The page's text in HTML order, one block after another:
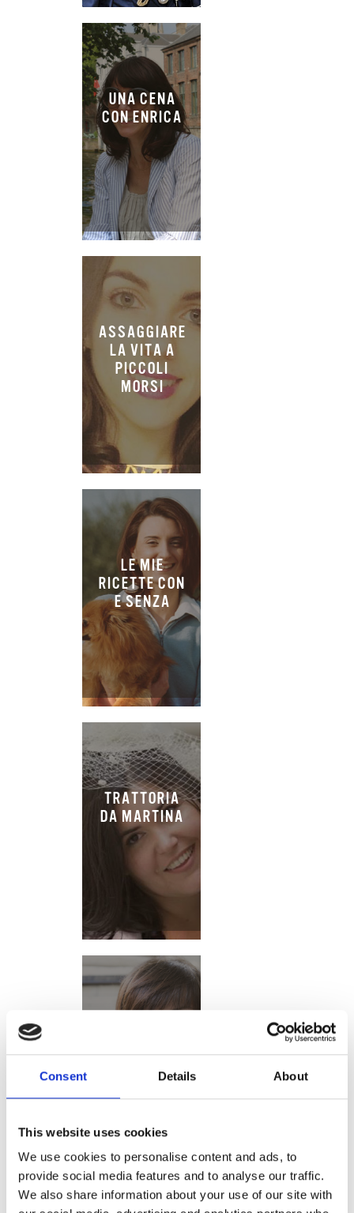
Consent Details About
This website uses cookies
We use cookies to personalise content and ads, to
provide social media features and to analyse our traffic.
We also share information about your use of our site with
UNA CENA
CON ENRICA
ASSAGGIARE
LA VITA A
PICCOLI
MORSI
LE MIE
RICETTE CON
E SENZA
TRATTORIA
DA MARTINA
PAESE DELLE
STOVIGLIE